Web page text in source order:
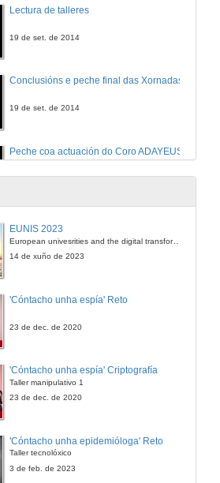
Lectura de talleres
19 de set. de 2014
Conclusións e peche final das Xornadas
19 de set. de 2014
Peche coa actuación do Coro ADAYEUS
19 de set. de 2014
EUNIS 2023
European univesrities and the digital transformation: challenges and opportunities ahead
14 de xuño de 2023
'Cóntacho unha espía' Reto
23 de dec. de 2020
'Cóntacho unha espía' Criptografía
Taller manipulativo 1
23 de dec. de 2020
'Cóntacho unha epidemióloga' Reto
Taller tecnolóxico
3 de feb. de 2023